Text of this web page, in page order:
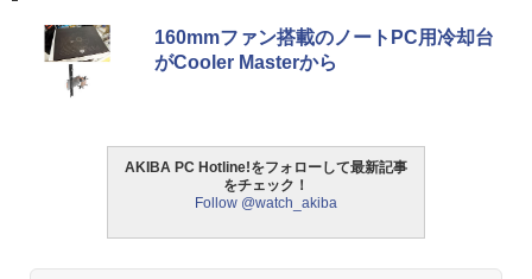
160mmファン搭載のノートPC用冷却台
がCooler Masterから
AKIBA PC Hotline!をフォローして最新記事
をチェック！
Follow @watch_akiba